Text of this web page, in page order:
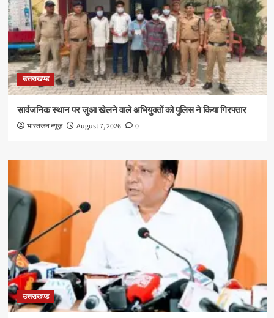
उत्तराखण्ड
सार्वजनिक स्थान पर जुआ खेलने वाले अभियुक्तों को पुलिस ने किया गिरफ्तार
भारतजन न्यूज़ August 7, 2026 0
उत्तराखण्ड